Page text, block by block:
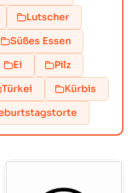
Lutscher
Süßes Essen
Ei
Pilz
Türkei
Kürbis